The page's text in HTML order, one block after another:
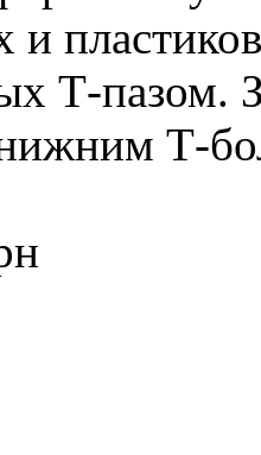
Т-пазом.
Т-